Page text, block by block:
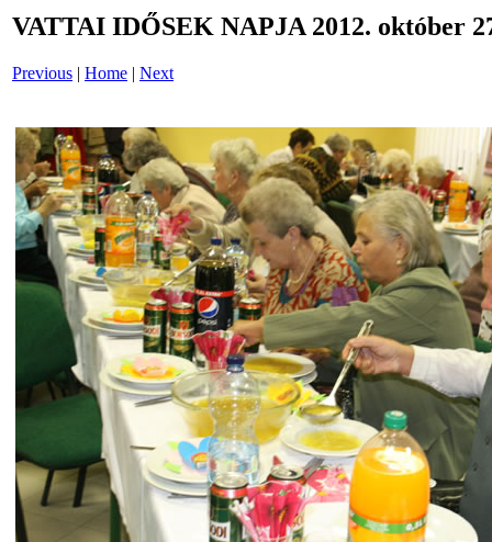
VATTAI IDŐSEK NAPJA 2012. október
Previous | Home | Next